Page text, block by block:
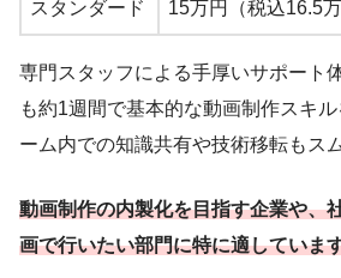
スタンダード 15万円（税込16.5万
専門スタッフによる手厚いサポート
も約1週間で基本的な動画制作スキ
ーム内での知識共有や技術移転もス
動画制作の内製化を目指す企業や、
画で行いたい部門に特に適していま